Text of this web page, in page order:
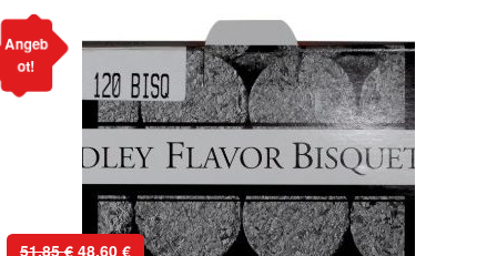
Angeb
ot!
51,85€ Ursprünglicher
48,60 €Aktueller